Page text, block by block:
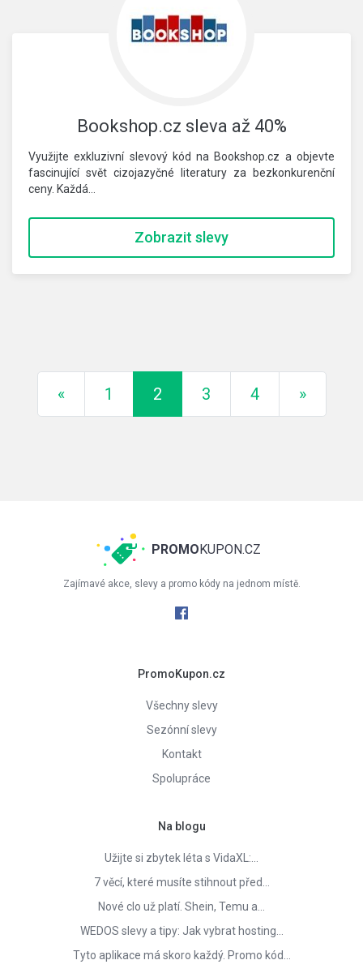
Bookshop.cz sleva až 40%
Využijte exkluzivní slevový kód na Bookshop.cz a objevte
fascinující svět cizojazyčné literatury za bezkonkurenční
ceny. Každá…
Zobrazit slevy
«Předchozí
1 2 3 4 »Další
PROMOKUPON.CZ
Zajímavé akce, slevy a promo kódy na jednom místě.
PromoKupon.cz
Všechny slevy
Sezónní slevy
Kontakt
Spolupráce
Na blogu
Užijte si zbytek léta s VidaXL:…
7 věcí, které musíte stihnout před…
Nové clo už platí. Shein, Temu a…
WEDOS slevy a tipy: Jak vybrat hosting…
Tyto aplikace má skoro každý. Promo kód…